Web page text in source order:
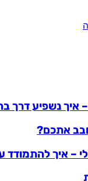
– איך נשפיע דרך
אתכם?
– איך להתמודד